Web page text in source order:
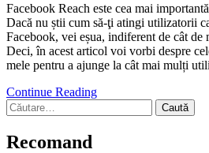
Facebook Reach este cea mai
Dacă nu știi cum să-ţi atingi utilizatorii
Facebook, vei eșua, indiferent de cât
Deci, în acest articol voi vorbi despre
mele pentru a ajunge la cât mai mulți
Continue Reading
Caută
după:
Recomand